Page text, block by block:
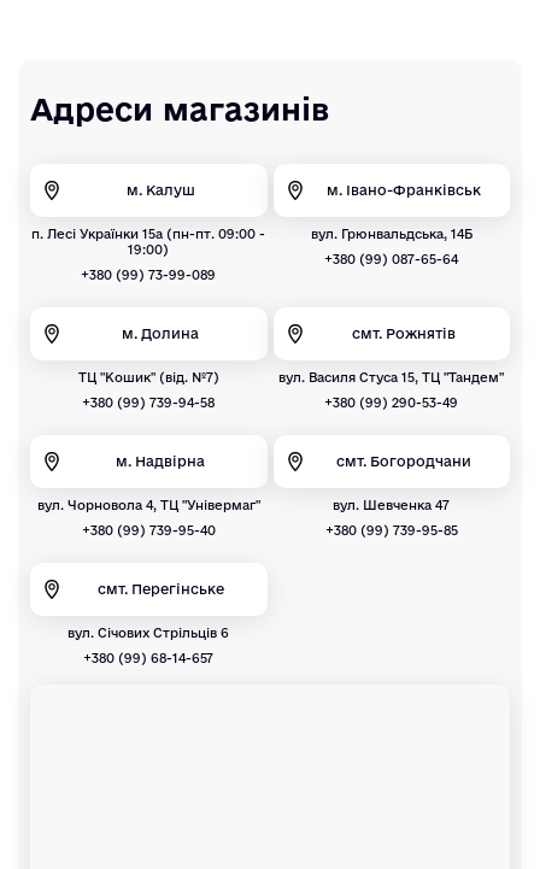
Адреси магазинів
м. Калуш
п. Лесі Українки 15а (пн-пт. 09:00 -
19:00)
+380 (99) 73-99-089
м. Івано-Франківськ
вул. Грюнвальдська, 14Б
+380 (99) 087-65-64
м. Долина
ТЦ "Кошик" (від. №7)
+380 (99) 739-94-58
смт. Рожнятів
вул. Василя Стуса 15, ТЦ "Тандем"
+380 (99) 290-53-49
м. Надвірна
вул. Чорновола 4, ТЦ "Універмаг"
+380 (99) 739-95-40
смт. Богородчани
вул. Шевченка 47
+380 (99) 739-95-85
смт. Перегінське
вул. Січових Стрільців 6
+380 (99) 68-14-657